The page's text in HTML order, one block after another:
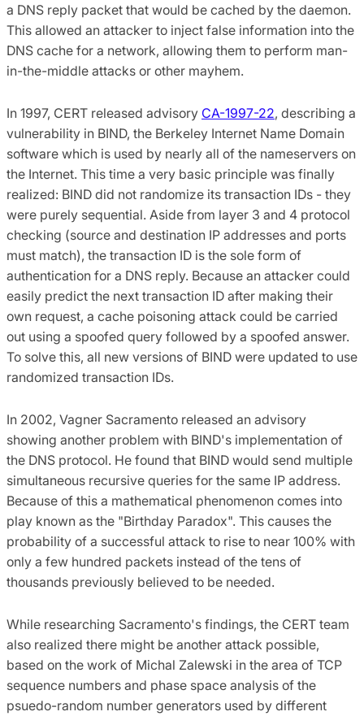
a DNS reply packet that would be cached by the daemon.
This allowed an attacker to inject false information into the
DNS cache for a network, allowing them to perform man-
in-the-middle attacks or other mayhem.
In 1997, CERT released advisory CA-1997-22, describing a
vulnerability in BIND, the Berkeley Internet Name Domain
software which is used by nearly all of the nameservers on
the Internet. This time a very basic principle was finally
realized: BIND did not randomize its transaction IDs - they
were purely sequential. Aside from layer 3 and 4 protocol
checking (source and destination IP addresses and ports
must match), the transaction ID is the sole form of
authentication for a DNS reply. Because an attacker could
easily predict the next transaction ID after making their
own request, a cache poisoning attack could be carried
out using a spoofed query followed by a spoofed answer.
To solve this, all new versions of BIND were updated to use
randomized transaction IDs.
In 2002, Vagner Sacramento released an advisory
showing another problem with BIND's implementation of
the DNS protocol. He found that BIND would send multiple
simultaneous recursive queries for the same IP address.
Because of this a mathematical phenomenon comes into
play known as the "Birthday Paradox". This causes the
probability of a successful attack to rise to near 100% with
only a few hundred packets instead of the tens of
thousands previously believed to be needed.
While researching Sacramento's findings, the CERT team
also realized there might be another attack possible,
based on the work of Michal Zalewski in the area of TCP
sequence numbers and phase space analysis of the
psuedo-random number generators used by different